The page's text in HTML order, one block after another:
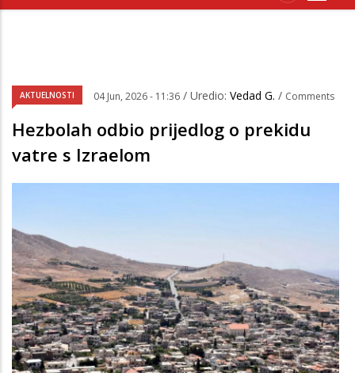
AKTUELNOSTI 04 Jun, 2026 - 11:36 / Uredio: Vedad G. / Comments
Hezbolah odbio prijedlog o prekidu
vatre s Izraelom